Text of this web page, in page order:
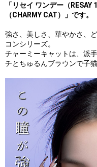
「リセイ ワンデー（RESAY
（CHARMY CAT）」です。
強さ、美しさ、華やかさ、
コンシリーズ。
チャーミーキャットは、派
チとちゅるんブラウンで子